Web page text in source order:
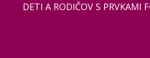
DETI A RODIČOV S PRVKAMI